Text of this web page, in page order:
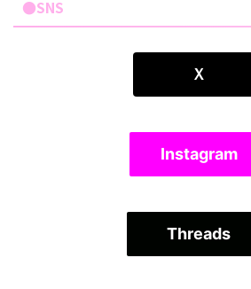
●SNS
Ｘ
Instagram
Threads